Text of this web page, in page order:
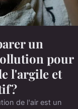
un
pour
l'argile et
de l'air est un